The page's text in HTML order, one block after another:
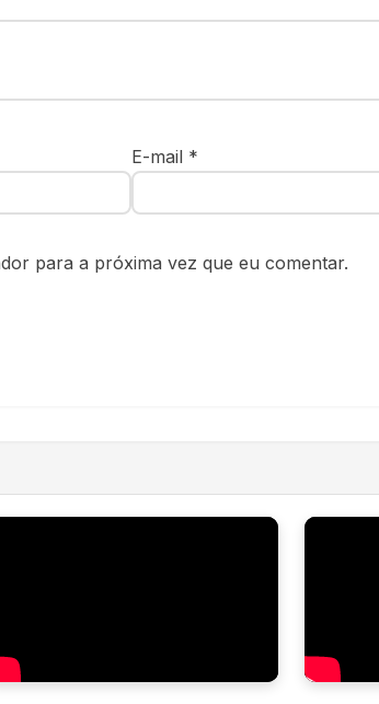
E-mail *
para a próxima vez que eu comentar.